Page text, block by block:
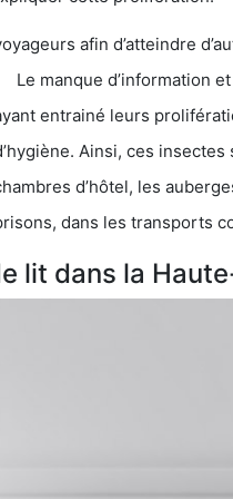
afin d’atteindre
Le manque d’information
entrainé leurs
Ainsi, ces
d’hôtel, les auberges
dans les transports
lit dans la